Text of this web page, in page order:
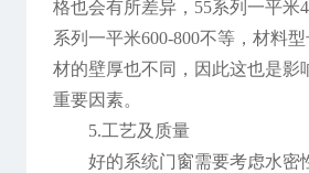
格也会有所差异，55系列一平米
系列一平米600-800不等，材料
材的壁厚也不同，因此这也是影
重要因素。
5.工艺及质量
好的系统门窗需要考虑水密